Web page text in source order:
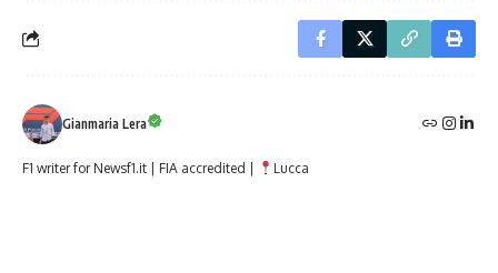
Gianmaria Lera
F1 writer for Newsf1.it | FIA accredited | Lucca